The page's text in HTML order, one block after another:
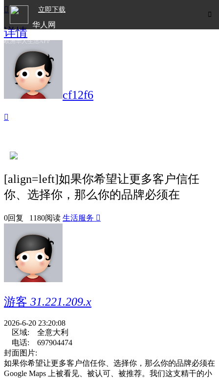

立即下载
华人网
欧洲华人生活APP

详情
cf12f6

[align=left]如果你希望让更多客户信任
你、选择你，那么你的品牌必须在
0回复 1180阅读 生活服务 
游客 31.221.209.x
2026-6-20 23:20:08
区域:
全意大利
电话:
697904474
封面图片:
如果你希望让更多客户信任你、选择你，那么你的品牌必须在
Google Maps 上被看见、被认可、被推荐。我们这支精干的小